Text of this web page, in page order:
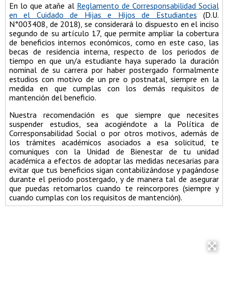
En lo que atañe al Reglamento de Corresponsabilidad Social
en el Cuidado de Hijas e Hijos de Estudiantes (D.U.
N°003408, de 2018), se considerará lo dispuesto en el inciso
segundo de su artículo 17, que permite ampliar la cobertura
de beneficios internos económicos, como en este caso, las
becas de residencia interna, respecto de los periodos de
tiempo en que un/a estudiante haya superado la duración
nominal de su carrera por haber postergado formalmente
estudios con motivo de un pre o postnatal, siempre en la
medida en que cumplas con los demás requisitos de
mantención del beneficio.
Nuestra recomendación es que siempre que necesites
suspender estudios, sea acogiéndote a la Política de
Corresponsabilidad Social o por otros motivos, además de
los trámites académicos asociados a esa solicitud, te
comuniques con la Unidad de Bienestar de tu unidad
académica a efectos de adoptar las medidas necesarias para
evitar que tus beneficios sigan contabilizándose y pagándose
durante el periodo postergado, y de manera tal de asegurar
que puedas retomarlos cuando te reincorpores (siempre y
cuando cumplas con los requisitos de mantención).